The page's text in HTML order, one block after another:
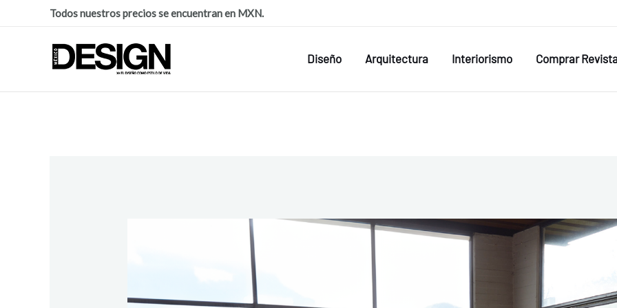
Todos nuestros precios se encuentran en MXN.
Diseño Arquitectura Interiorismo Comprar